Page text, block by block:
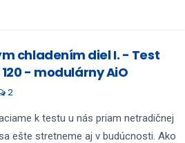
chladením diel I. - Test
- modulárny AiO
2
k testu u nás priam netradičnej
ešte stretneme aj v budúcnosti. Ako